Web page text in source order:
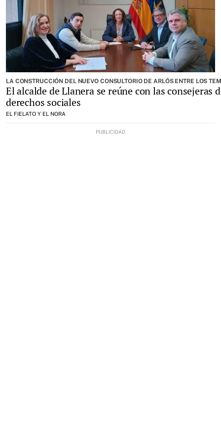
LA CONSTRUCCIÓN DEL NUEVO CONSULTORIO DE ARLÓS ENTRE LOS
El alcalde de Llanera se reúne con las consejeras
derechos sociales
EL FIELATO Y EL NORA